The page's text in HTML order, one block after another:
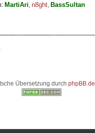
MartiAri,n8ght, BassSultan
Übersetzung durch phpBB.de